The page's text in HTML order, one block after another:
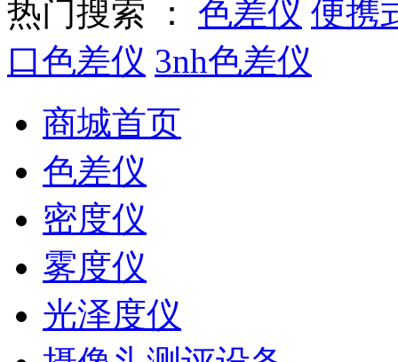
热门搜索 ： 色差仪 便携
口色差仪 3nh色差仪
商城首页
色差仪
密度仪
雾度仪
光泽度仪